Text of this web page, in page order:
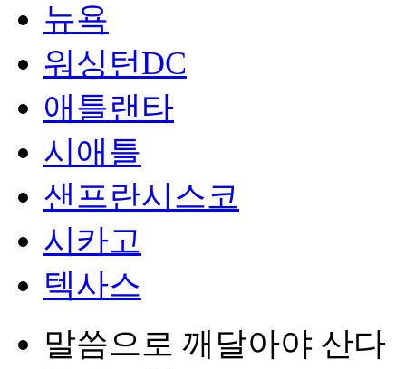
뉴욕
워싱턴DC
애틀랜타
시애틀
샌프란시스코
시카고
텍사스
말씀으로 깨달아야 산다